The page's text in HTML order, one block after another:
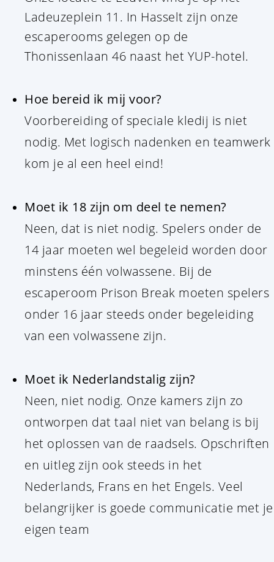
Ladeuzeplein 11. In Hasselt zijn onze
escaperooms gelegen op de
Thonissenlaan 46 naast het YUP-hotel.
Hoe bereid ik mij voor?
Voorbereiding of speciale kledij is niet
nodig. Met logisch nadenken en teamwerk
kom je al een heel eind!
Moet ik 18 zijn om deel te nemen?
Neen, dat is niet nodig. Spelers onder de
14 jaar moeten wel begeleid worden door
minstens één volwassene. Bij de
escaperoom Prison Break moeten spelers
onder 16 jaar steeds onder begeleiding
van een volwassene zijn.
Moet ik Nederlandstalig zijn?
Neen, niet nodig. Onze kamers zijn zo
ontworpen dat taal niet van belang is bij
het oplossen van de raadsels. Opschriften
en uitleg zijn ook steeds in het
Nederlands, Frans en het Engels. Veel
belangrijker is goede communicatie met je
eigen team